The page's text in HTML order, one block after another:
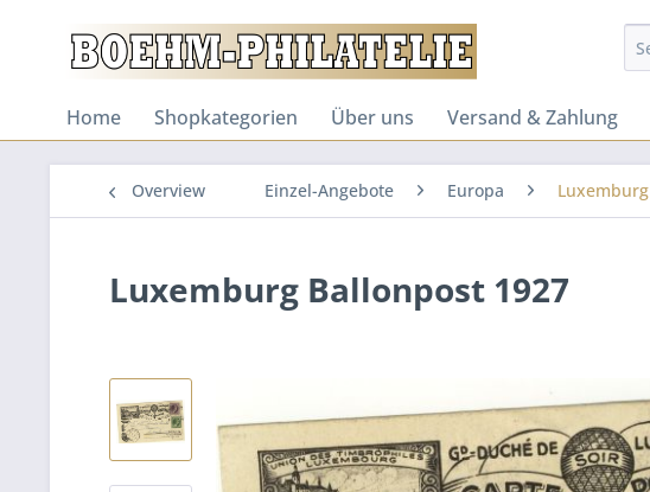
Home Shopkategorien Über uns Versand & Zahlung
Overview Einzel-Angebote Europa Luxemburg
Luxemburg Ballonpost 1927